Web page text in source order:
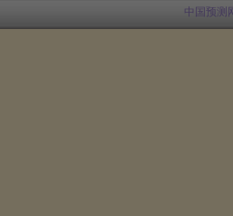
中国预测